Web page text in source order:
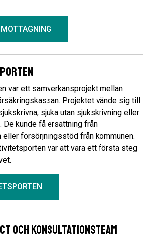
var ett samverkansprojekt mellan
Projektet vände sig till
sjuka utan sjukskrivning eller
De kunde få ersättning från
eller försörjningsstöd från kommunen.
var att vara ett första steg
och konsultationsteam